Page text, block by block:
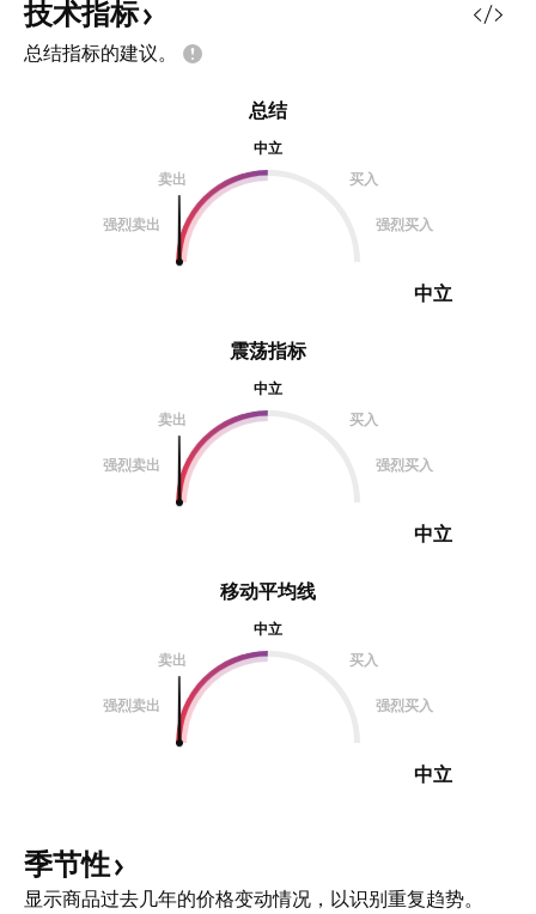
概率显著提升。 当下盘面暗藏风
险：7 月绝大多数时间收盘价运行在
背离，但本次底背离仅依靠 “下跌停
滞” 形成，盘面并未显现强劲多头动
能，叠加波动率处于阶段低点，向下
波动的风险依然不能忽视。 后续行
情方向大约在 8 月中旬前后就能得
技术指标
总结指标的建议。
震荡指标
中立
卖出
买入
强烈卖出 强烈买入
中立
总结
中立
卖出
买入
强烈卖出 强烈买入
中立
移动平均线
中立
卖出
买入
强烈卖出 强烈买入
中立
季节性
显示商品过去几年的价格变动情况，以识别重复趋势。